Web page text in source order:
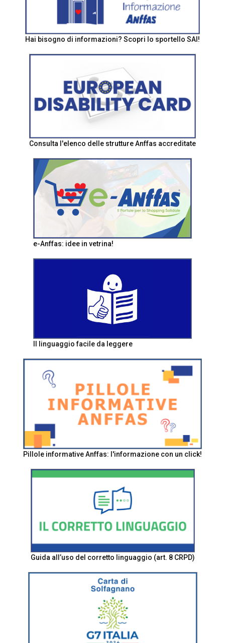
Hai bisogno di informazioni? Scopri lo sportello SAI!
Consulta l'elenco delle strutture Anffas accreditate
e-Anffas: idee in vetrina!
Il linguaggio facile da leggere
Pillole informative Anffas: l'informazione con un click!
Guida all’uso del corretto linguaggio (art. 8 CRPD)